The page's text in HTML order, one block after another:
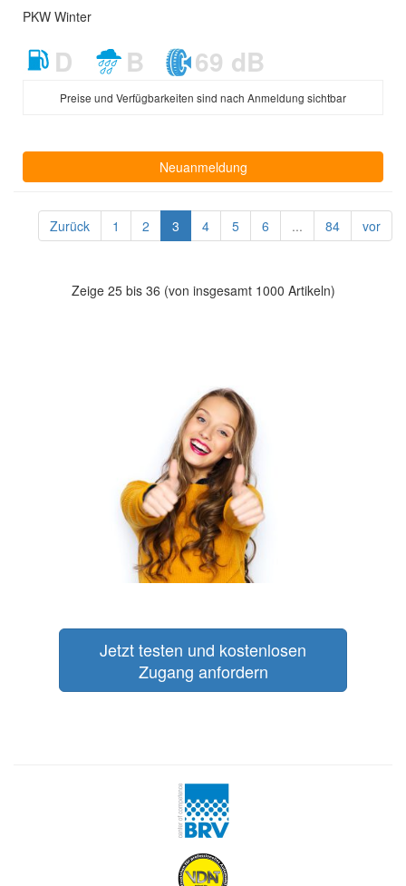
PKW Winter
D B 69 dB
Preise und Verfügbarkeiten sind nach Anmeldung sichtbar
Neuanmeldung
Zurück 1 2 3 4 5 6 ... 84 vor
Zeige 25 bis 36 (von insgesamt 1000 Artikeln)
Jetzt testen und kostenlosen
Zugang anfordern